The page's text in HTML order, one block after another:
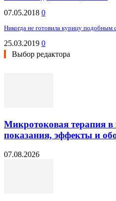
07.05.2018 0
Никогда не готовила курицу подобным
25.03.2019 0
Выбор редактора
Микротоковая терапия в
показания, эффекты и
07.08.2026